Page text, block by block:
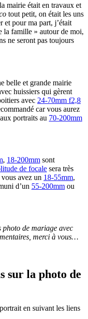
mairie était en travaux et
tout petit, on était les uns
et pour ma part, j’était
la famille » autour de moi,
ne seront pas toujours
belle et grande mairie
huissiers qui gèrent
avec 24-70mm f2,8
car vous aurez
portraits au 70-200mm
, 18-200mm sont
de focale sera très
avez un 18-55mm,
d’un 55-200mm ou
photo de mariage avec
merci à vous…
sur la photo de
en suivant les liens